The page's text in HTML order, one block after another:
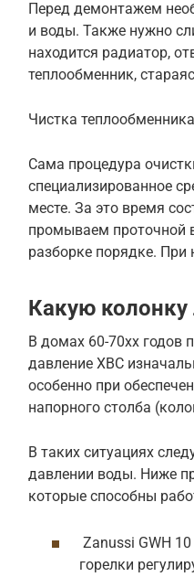
Перед демонтажем
и воды. Также нужно
находится радиатор,
теплообменник,
Чистка
Сама процедура
специализированное
месте. За это время
промываем проточной
разборке порядке. При
Какую
В домах 60-70хх годов
давление ХВС
особенно при
напорного столба
В таких ситуациях
давлении воды. Ниже
которые способны
Zanussi GWH
горелки